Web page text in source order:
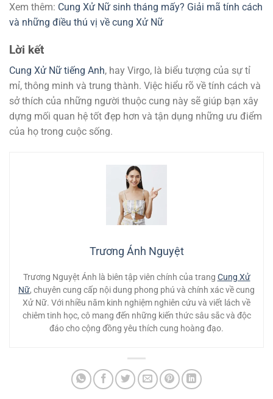
Xem thêm: Cung Xử Nữ sinh tháng mấy? Giải mã tính cách
và những điều thú vị về cung Xử Nữ
Lời kết
Cung Xử Nữ tiếng Anh, hay Virgo, là biểu tượng của sự tỉ
mỉ, thông minh và trung thành. Việc hiểu rõ về tính cách và
sở thích của những người thuộc cung này sẽ giúp bạn xây
dựng mối quan hệ tốt đẹp hơn và tận dụng những ưu điểm
của họ trong cuộc sống.
Trương Ánh Nguyệt
Trương Nguyệt Ánh là biên tập viên chính của trang Cung Xử
Nữ, chuyên cung cấp nội dung phong phú và chính xác về cung
Xử Nữ. Với nhiều năm kinh nghiệm nghiên cứu và viết lách về
chiêm tinh học, cô mang đến những kiến thức sâu sắc và độc
đáo cho cộng đồng yêu thích cung hoàng đạo.